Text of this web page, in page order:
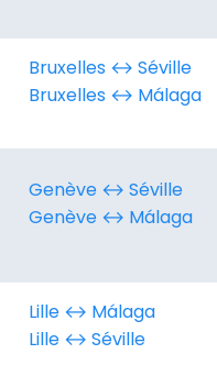
Bruxelles ↔︎ Séville
Bruxelles ↔︎ Málaga
Genève ↔︎ Séville
Genève ↔︎ Málaga
Lille ↔︎ Málaga
Lille ↔︎ Séville